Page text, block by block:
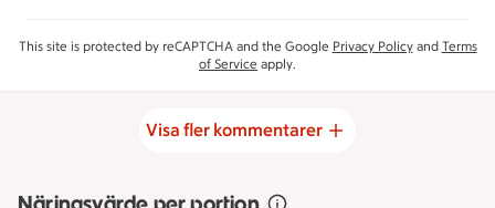
This site is protected by reCAPTCHA and the Google Privacy Policyand Terms
of Service apply.
Visa fler kommentarer